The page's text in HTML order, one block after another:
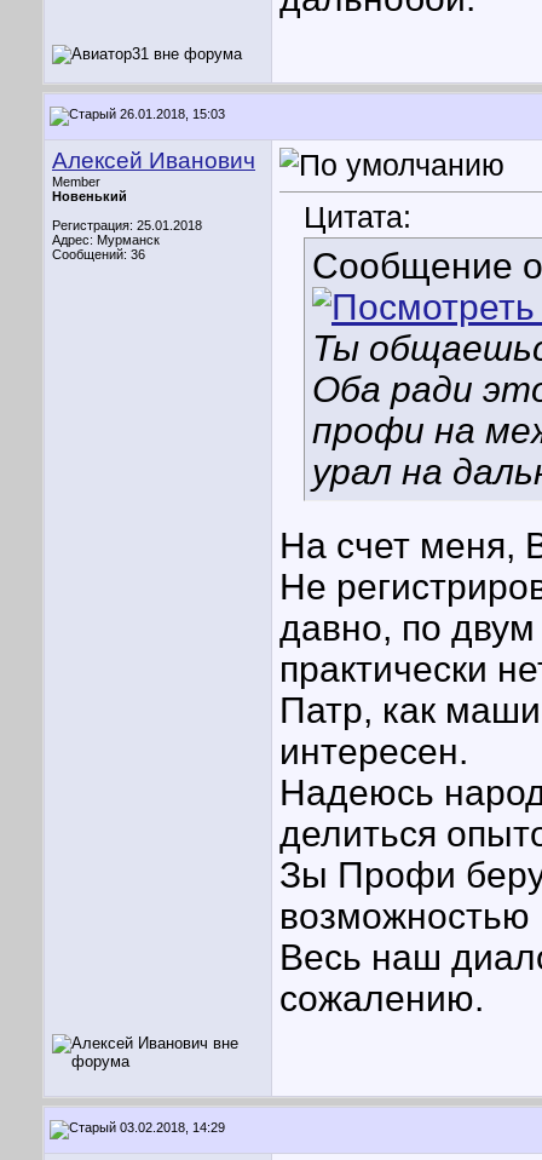
26.01.2018, 15:03
Алексей Иванович
Member
Новенький
Регистрация: 25.01.2018
Адрес: Мурманск
Сообщений: 36
Цитата:
Сообщение
Ты
Оба ради
профи на
урал на
На счет меня,
Не
давно, по
практически
Патр, как
интересен.
Надеюсь
делиться
Зы Профи беру
возможностью
Весь наш
сожалению.
03.02.2018, 14:29